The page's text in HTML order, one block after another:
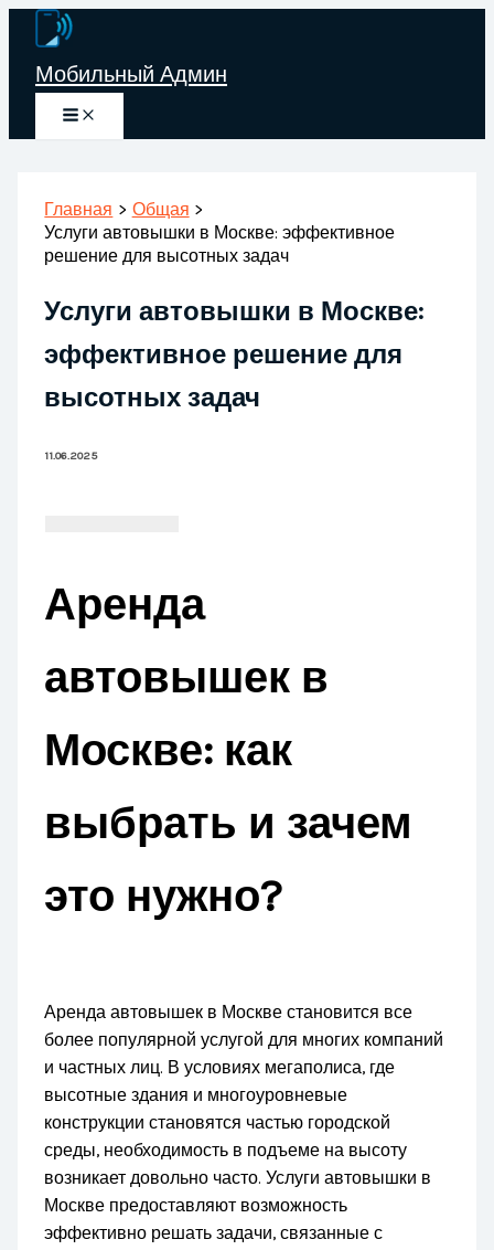
Перейти
содержимому
Мобильный Админ
Главная
Общая
Услуги автовышки в Москве: эффективное
решение для высотных задач
Услуги автовышки в Москве:
эффективное решение для
высотных задач
11.06.2025
Аренда
автовышек в
Москве: как
выбрать и зачем
это нужно?
Аренда автовышек в Москве становится все
более популярной услугой для многих компаний
и частных лиц. В условиях мегаполиса, где
высотные здания и многоуровневые
конструкции становятся частью городской
среды, необходимость в подъеме на высоту
возникает довольно часто. Услуги автовышки в
Москве предоставляют возможность
эффективно решать задачи, связанные с